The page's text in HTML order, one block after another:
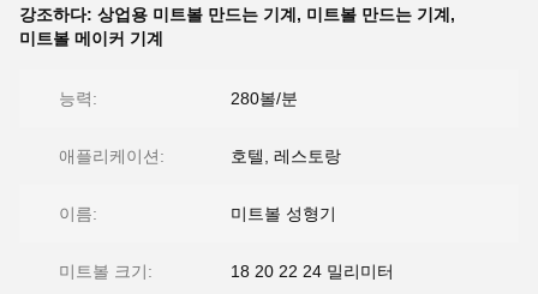
강조하다: 상업용 미트볼 만드는 기계 , 미트볼 만드는 기계 ,
미트볼 메이커 기계
능력: 280볼/분
애플리케이션: 호텔, 레스토랑
이름: 미트볼 성형기
미트볼 크기: 18 20 22 24 밀리미터